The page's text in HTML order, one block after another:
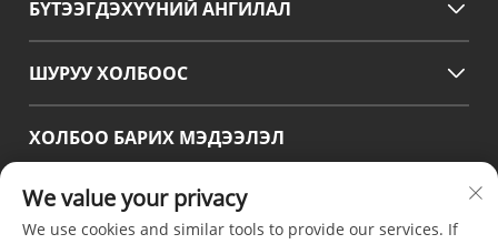
БҮТЭЭГДЭХҮҮНИЙ АНГИЛАЛ
ШУРУУ ХОЛБООС
ХОЛБОО БАРИХ МЭДЭЭЛЭЛ
орчин үеийн үйлдвэрлэлийн боомт, Писян, Чэнду,
Сычуань, Хятад
We value your privacy
We use cookies and similar tools to provide our services. If